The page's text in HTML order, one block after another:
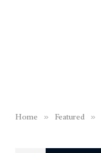
Home » Featured »